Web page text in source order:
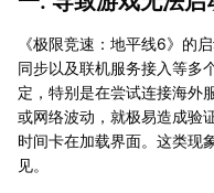
《极限竞速：地平线6》的
同步以及联机服务接入等多
定，特别是在尝试连接海外
或网络波动，就极易造成验
时间卡在加载界面。这类现
见。